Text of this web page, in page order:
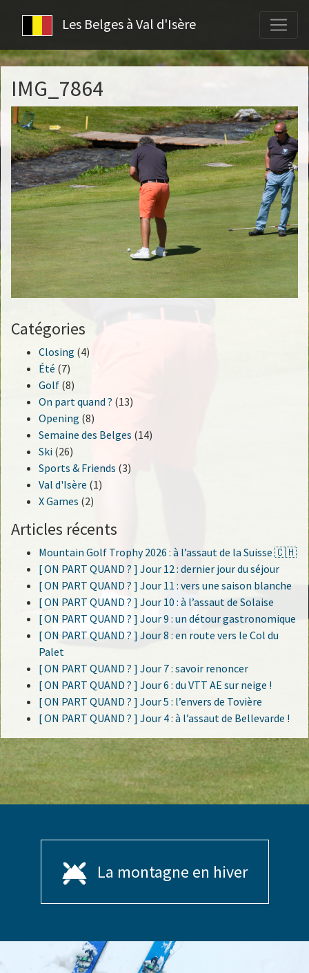
Les Belges à Val d'Isère
IMG_7864
Catégories
Closing (4)
Été (7)
Golf (8)
On part quand ? (13)
Opening (8)
Semaine des Belges (14)
Ski (26)
Sports & Friends (3)
Val d'Isère (1)
X Games (2)
Articles récents
Mountain Golf Trophy 2026 : à l’assaut de la Suisse 🇨🇭
[ ON PART QUAND ? ] Jour 12 : dernier jour du séjour
[ ON PART QUAND ? ] Jour 11 : vers une saison blanche
[ ON PART QUAND ? ] Jour 10 : à l’assaut de Solaise
[ ON PART QUAND ? ] Jour 9 : un détour gastronomique
[ ON PART QUAND ? ] Jour 8 : en route vers le Col du
Palet
[ ON PART QUAND ? ] Jour 7 : savoir renoncer
[ ON PART QUAND ? ] Jour 6 : du VTT AE sur neige !
[ ON PART QUAND ? ] Jour 5 : l’envers de Tovière
[ ON PART QUAND ? ] Jour 4 : à l’assaut de Bellevarde !
La montagne en hiver